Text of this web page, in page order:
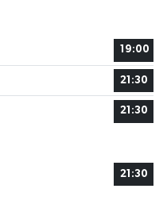
19:00
21:30
21:30
21:30